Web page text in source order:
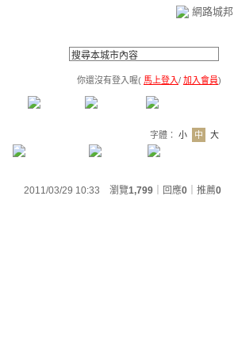
網路城邦
你還沒有登入喔( 馬上登入/ 加入會員)
公告區 訪客簿 市政中心
字體： 小 中 大
2011/03/29 10:33 瀏覽1,799 ｜回應0 推薦0